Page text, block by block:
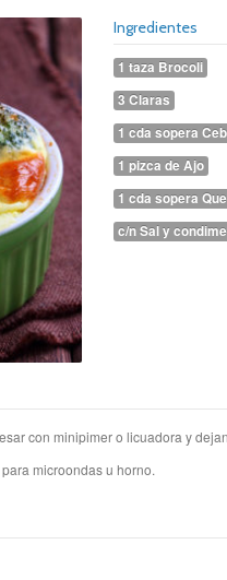
Ingredientes
1 taza Brocoli
3 Claras
1 cda sopera
1 pizca de Ajo
1 cda sopera
c/n Sal y
con minipimer o licuadora y
microondas u horno.